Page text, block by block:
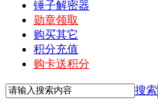
锤子解密器
勋章领取
购买其它
积分充值
购卡送积分
搜索